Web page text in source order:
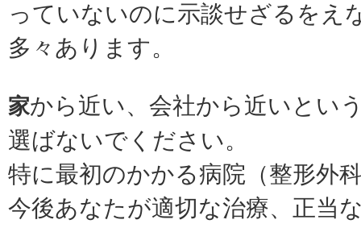
っていないのに示談せざるをえ
多々あります。
家から近い、会社から近いとい
選ばないでください。
特に最初のかかる病院（整形外
今後あなたが適切な治療、正当